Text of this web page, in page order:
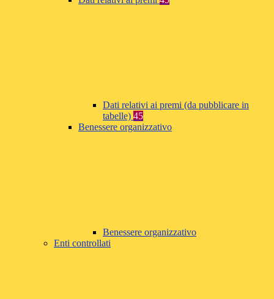
Dati relativi ai premi (da pubblicare in
tabelle) 45
Benessere organizzativo
Benessere organizzativo
Enti controllati